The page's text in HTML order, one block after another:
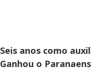
Seis anos como
Ganhou o